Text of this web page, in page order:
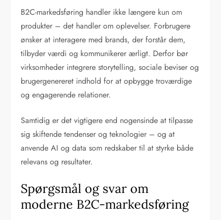
B2C-markedsføring handler ikke længere kun om
produkter – det handler om oplevelser. Forbrugere
ønsker at interagere med brands, der forstår dem,
tilbyder værdi og kommunikerer ærligt. Derfor bør
virksomheder integrere storytelling, sociale beviser og
brugergenereret indhold for at opbygge troværdige
og engagerende relationer.
Samtidig er det vigtigere end nogensinde at tilpasse
sig skiftende tendenser og teknologier – og at
anvende AI og data som redskaber til at styrke både
relevans og resultater.
Spørgsmål og svar om
moderne B2C-markedsføring